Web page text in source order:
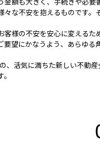
々な不安を抱えるものです。
客様の不安を安心に変えるた
要望にかなうよう、あらゆる
、活気に満ちた新しい不動